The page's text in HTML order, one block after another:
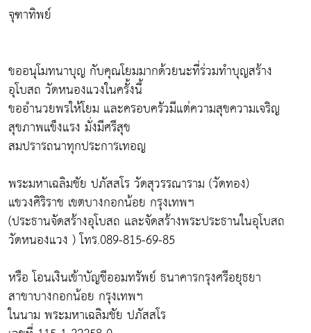
จุฑาทิพย์
ขออนุโมทนาบุญ กับคุณโยมมากด้วยนะที่ร่วมทำบุญสร้าง
อุโบสถ วัดหนองแวงในครั้งนี้
ขออำนวยพรให้โยม และครอบครัวมีแต่ความสุขความเจริญ
สุขภาพแข็งแรง มั่งมีศรีสุข
สมปรารถนาทุกประการเทอญ
พระมหาเฉลิมชัย ปภัสสโร วัดสุวรรณาราม (วัดทอง)
แขวงศิริราช เขตบางกอกน้อย กรุงเทพฯ
(ประธานจัดสร้างอุโบสถ และจัดสร้างพระประธานในอุโบสถ
วัดหนองแวง ) โทร.089-815-69-85
หรือ โอนเงินเข้าบัญชีออมทรัพย์ ธนาคารกรุงศรีอยุธยา
สาขาบางกอกน้อย กรุงเทพฯ
ในนาม พระมหาเฉลิมชัย ปภัสสโร